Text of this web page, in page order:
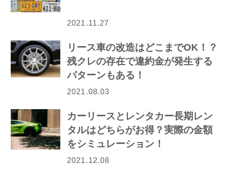
2021.11.27
リース車の改造はどこまでOK！？
残クレの存在で違約金が発生する
パターンもある！
2021.08.03
カーリースとレンタカー長期レン
タルはどちらがお得？実際の金額
をシミュレーション！
2021.12.08